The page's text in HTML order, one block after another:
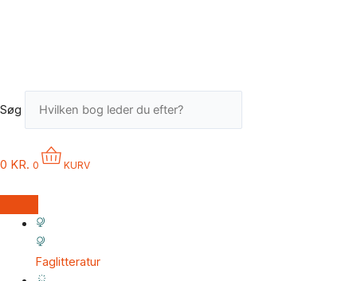
Søg
0 KR. 0 KURV
Faglitteratur
1900
/
1900-
antal